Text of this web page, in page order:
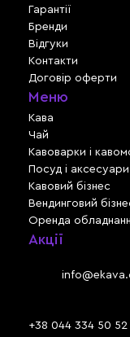
Гарантії
Бренди
Відгуки
Контакти
Договір оферти
Меню
Кава
Чай
Кавоварки і
Посуд і
Кавовий бізнес
Вендинговий
Оренда
Акції
+38 044 334 50 52